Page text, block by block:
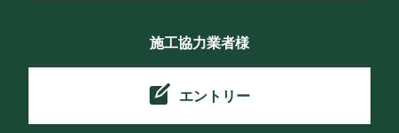
施工協力業者様
エントリー